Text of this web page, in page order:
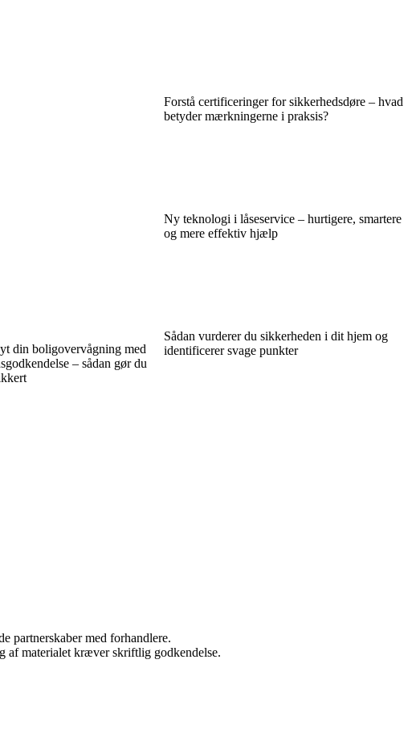
din boligovervågning med
– sådan gør du
Forstå certificeringer for sikkerhedsdøre – hvad
betyder mærkningerne i praksis?
Ny teknologi i låseservice – hurtigere, smartere
og mere effektiv hjælp
Sådan vurderer du sikkerheden i dit hjem og
identificerer svage punkter
partnerskaber med forhandlere.
af materialet kræver skriftlig godkendelse.